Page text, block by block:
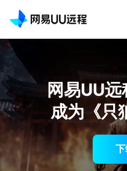
网易UU
成为《只